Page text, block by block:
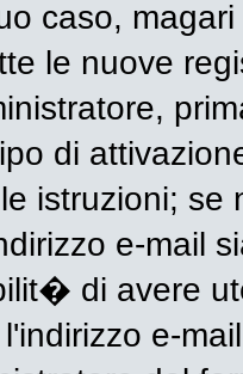
caso,
le nuove
di
istruzioni;
e-mail
di avere
e-